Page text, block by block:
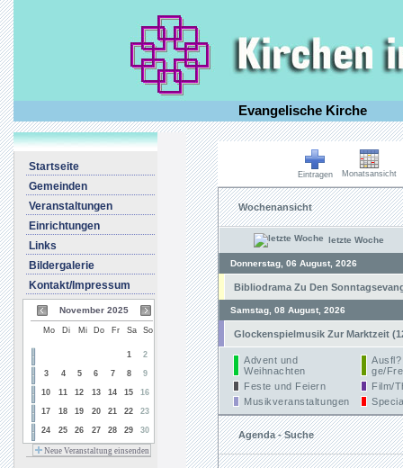
Evangelische Kirche
Startseite
Gemeinden
Veranstaltungen
Einrichtungen
Links
Bildergalerie
Kontakt/Impressum
November 2025
Mo Di Mi Do Fr Sa So
1 2
3 4 5 6 7 8 9
10 11 12 13 14 15 16
17 18 19 20 21 22 23
24 25 26 27 28 29 30
Neue Veranstaltung einsenden
Eintragen Monatsansicht
Wochenansicht
letzte Woche
Donnerstag, 06 August, 2026
Bibliodrama Zu Den
Samstag, 08 August, 2026
Glockenspielmusik Zur Marktzeit
Advent und
Weihnachten
Ausfl?
ge/
Feste und Feiern
Film/
Musikveranstaltungen
Agenda - Suche